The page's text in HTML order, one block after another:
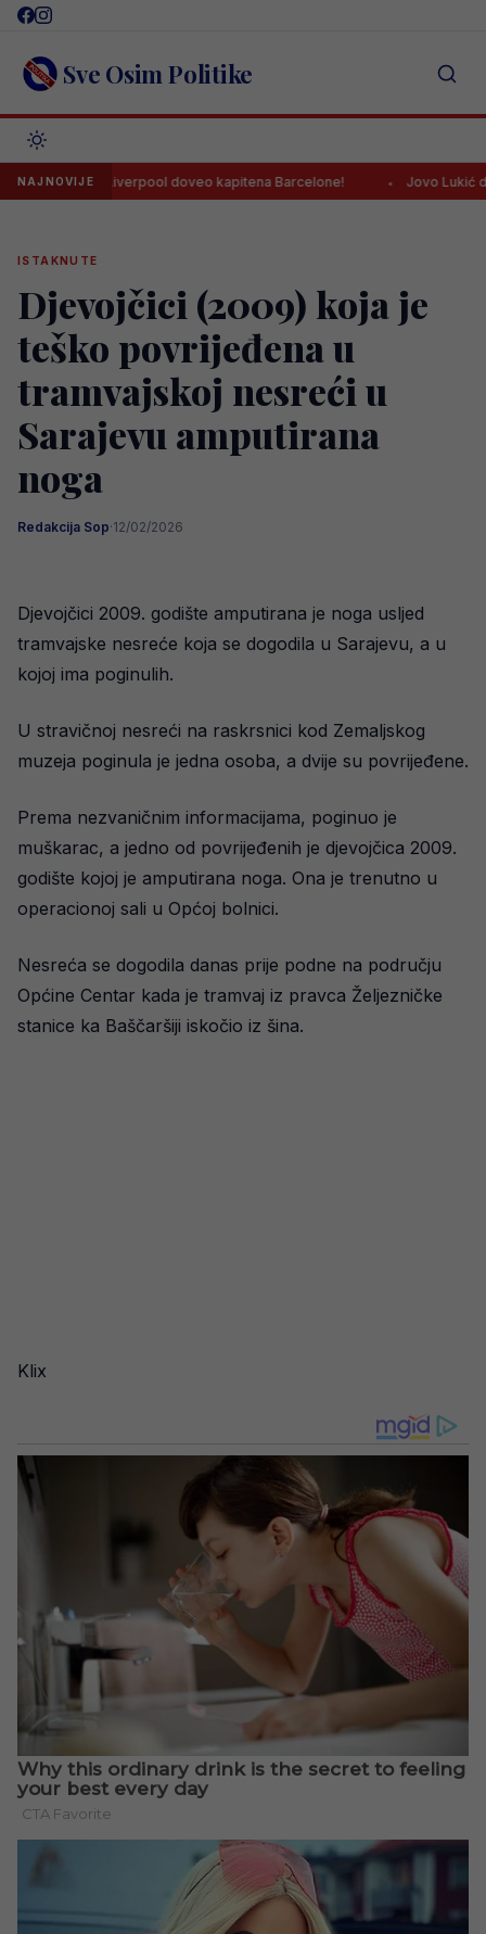
Skip
content Sve Osim Politike
NAJNOVIJE
Liverpool doveo kapitena Barcelone! Jovo Lukić dobio još
ISTAKNUTE
Djevojčici (2009) koja je
teško povrijeđena u
tramvajskoj nesreći u
Sarajevu amputirana
noga
Redakcija Sop·12/02/2026
Djevojčici 2009. godište amputirana je noga usljed
tramvajske nesreće koja se dogodila u Sarajevu, a u
kojoj ima poginulih.
U stravičnoj nesreći na raskrsnici kod Zemaljskog
muzeja poginula je jedna osoba, a dvije su povrijeđene.
Prema nezvaničnim informacijama, poginuo je
muškarac, a jedno od povrijeđenih je djevojčica 2009.
godište kojoj je amputirana noga. Ona je trenutno u
operacionoj sali u Općoj bolnici.
Nesreća se dogodila danas prije podne na području
Općine Centar kada je tramvaj iz pravca Željezničke
stanice ka Baščaršiji iskočio iz šina.
Klix